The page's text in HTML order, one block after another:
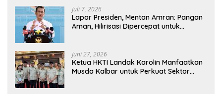
Juli 7, 2026
Lapor Presiden, Mentan Amran: Pangan
Aman, Hilirisasi Dipercepat untuk
Juni 27, 2026
Ketua HKTI Landak Karolin Manfaatkan
Musda Kalbar untuk Perkuat Sektor